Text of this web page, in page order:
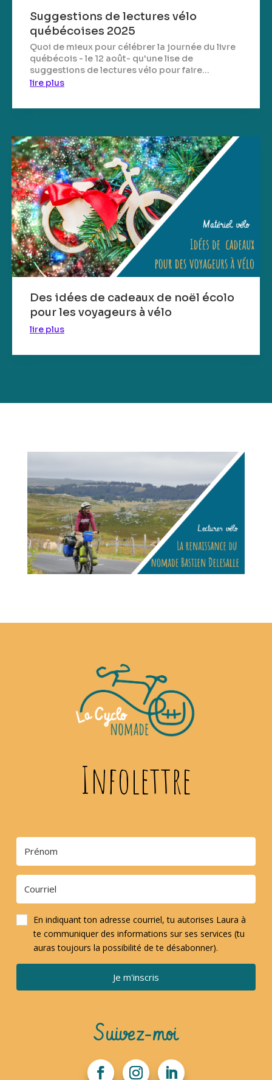
Suggestions de lectures vélo
québécoises 2025
Quoi de mieux pour célébrer la journée du livre
québécois - le 12 août- qu'une lise de
suggestions de lectures vélo pour faire...
lire plus
Des idées de cadeaux de noël écolo
pour les voyageurs à vélo
lire plus
Infolettre
En indiquant ton adresse courriel, tu autorises Laura à
te communiquer des informations sur ses services (tu
auras toujours la possibilité de te désabonner).
Je m'inscris
Suivez-moi